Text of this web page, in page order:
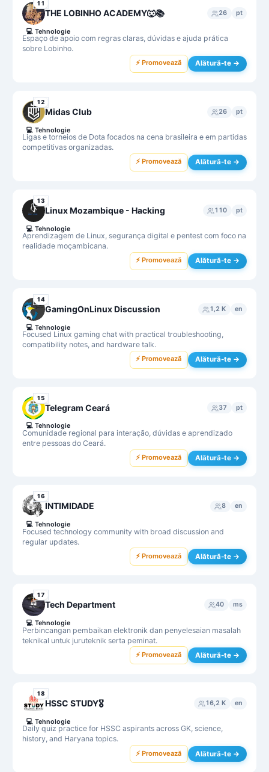
11
THE LOBINHO ACADEMY🐺📚 26 pt
Espaço de apoio com regras claras, dúvidas e ajuda prática
sobre Lobinho.
💻 Tehnologie
⚡ Promovează Alătură-te →
12
Midas Club 26 pt
Ligas e torneios de Dota focados na cena brasileira e em partidas
competitivas organizadas.
💻 Tehnologie
⚡ Promovează Alătură-te →
13
Linux Mozambique - Hacking 110 pt
Aprendizagem de Linux, segurança digital e pentest com foco na
realidade moçambicana.
💻 Tehnologie
⚡ Promovează Alătură-te →
14
GamingOnLinux Discussion 1,2 K en
Focused Linux gaming chat with practical troubleshooting,
compatibility notes, and hardware talk.
💻 Tehnologie
⚡ Promovează Alătură-te →
15
Telegram Ceará 37 pt
Comunidade regional para interação, dúvidas e aprendizado
entre pessoas do Ceará.
💻 Tehnologie
⚡ Promovează Alătură-te →
16
INTIMIDADE 8 en
Focused technology community with broad discussion and
regular updates.
💻 Tehnologie
⚡ Promovează Alătură-te →
17
Tech Department 40 ms
Perbincangan pembaikan elektronik dan penyelesaian masalah
teknikal untuk juruteknik serta peminat.
💻 Tehnologie
⚡ Promovează Alătură-te →
18
HSSC STUDY🎖️ 16,2 K en
Daily quiz practice for HSSC aspirants across GK, science,
history, and Haryana topics.
💻 Tehnologie
⚡ Promovează Alătură-te →